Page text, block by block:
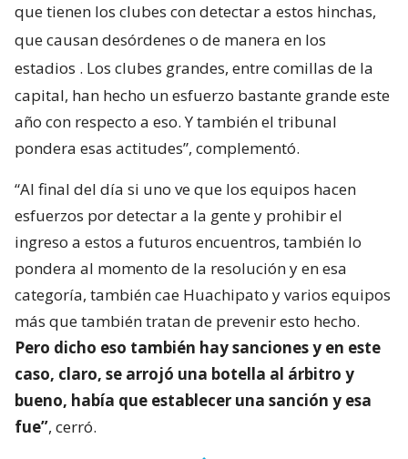
que tienen los clubes con detectar a estos hinchas,
que causan desórdenes o de manera en los
estadios . Los clubes grandes, entre comillas de la
capital, han hecho un esfuerzo bastante grande este
año con respecto a eso. Y también el tribunal
pondera esas actitudes”, complementó.
“Al final del día si uno ve que los equipos hacen
esfuerzos por detectar a la gente y prohibir el
ingreso a estos a futuros encuentros, también lo
pondera al momento de la resolución y en esa
categoría, también cae Huachipato y varios equipos
más que también tratan de prevenir esto hecho.
Pero dicho eso también hay sanciones y en este
caso, claro, se arrojó una botella al árbitro y
bueno, había que establecer una sanción y esa
fue”, cerró.